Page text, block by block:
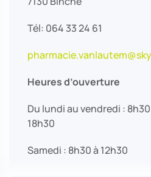
Tél: 064 33 24 61
Heures d’ouverture
Du lundi au vendredi :
18h30
Samedi : 8h30 à 12h30